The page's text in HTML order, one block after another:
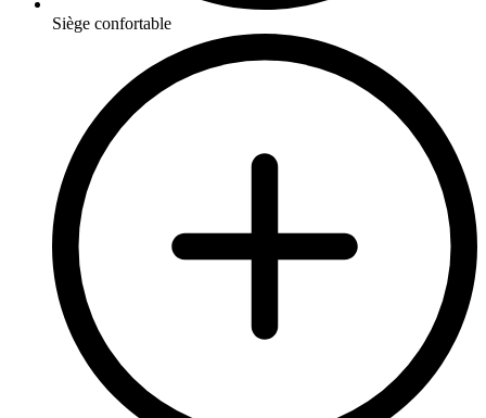
Siège confortable